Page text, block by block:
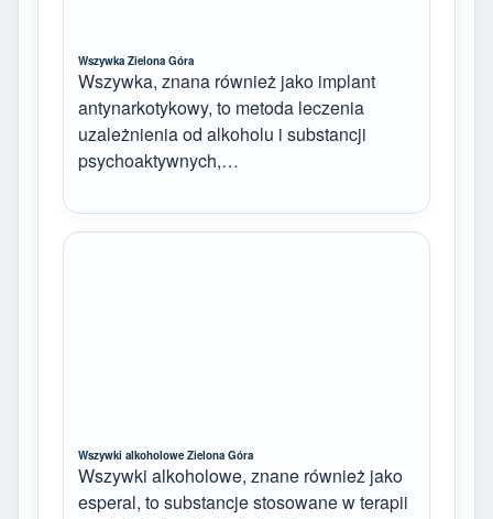
Wszywka Zielona Góra
Wszywka, znana również jako implant
antynarkotykowy, to metoda leczenia
uzależnienia od alkoholu i substancji
psychoaktywnych,…
Wszywki alkoholowe Zielona Góra
Wszywki alkoholowe, znane również jako
esperal, to substancje stosowane w terapii